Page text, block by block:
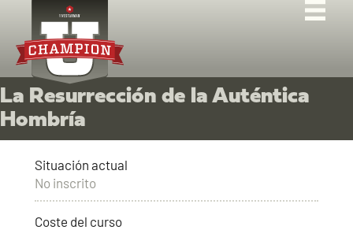
La Resurrección de la Auténtica
Hombría
Situación actual
No inscrito
Coste del curso